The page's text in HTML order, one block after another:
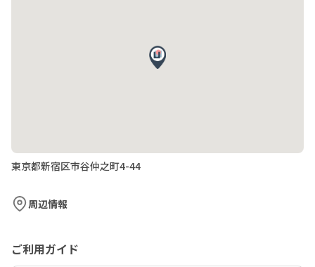
東京都新宿区市谷仲之町4-44
周辺情報
ご利用ガイド